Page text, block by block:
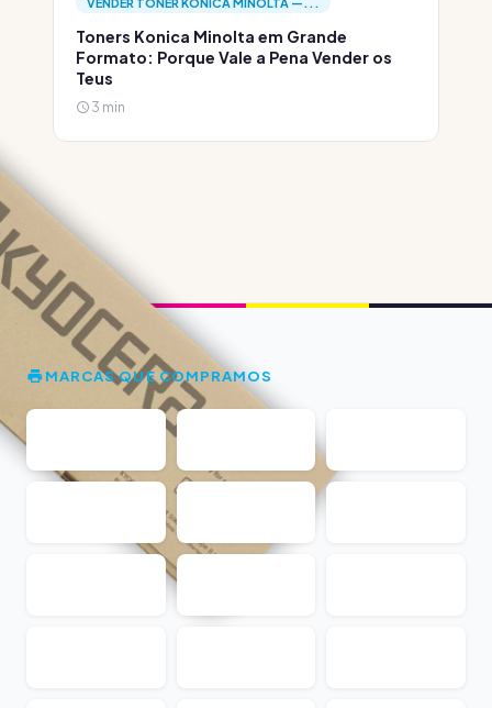
Toners Konica Minolta em Grande
Formato: Porque Vale a Pena Vender os
Teus
3 min
MARCAS QUE COMPRAMOS